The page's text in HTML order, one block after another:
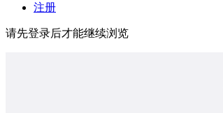
注册
请先登录后才能继续浏览